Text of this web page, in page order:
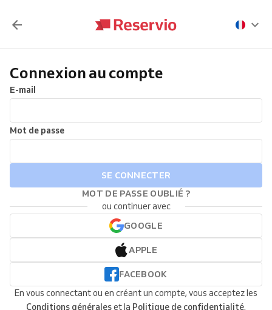
Connexion au compte
E-mail
Mot de passe
SE CONNECTER
MOT DE PASSE OUBLIÉ ?
ou continuer avec
GOOGLE
APPLE
FACEBOOK
En vous connectant ou en créant un compte, vous acceptez les
Conditions généraleset la Politique de confidentialité.